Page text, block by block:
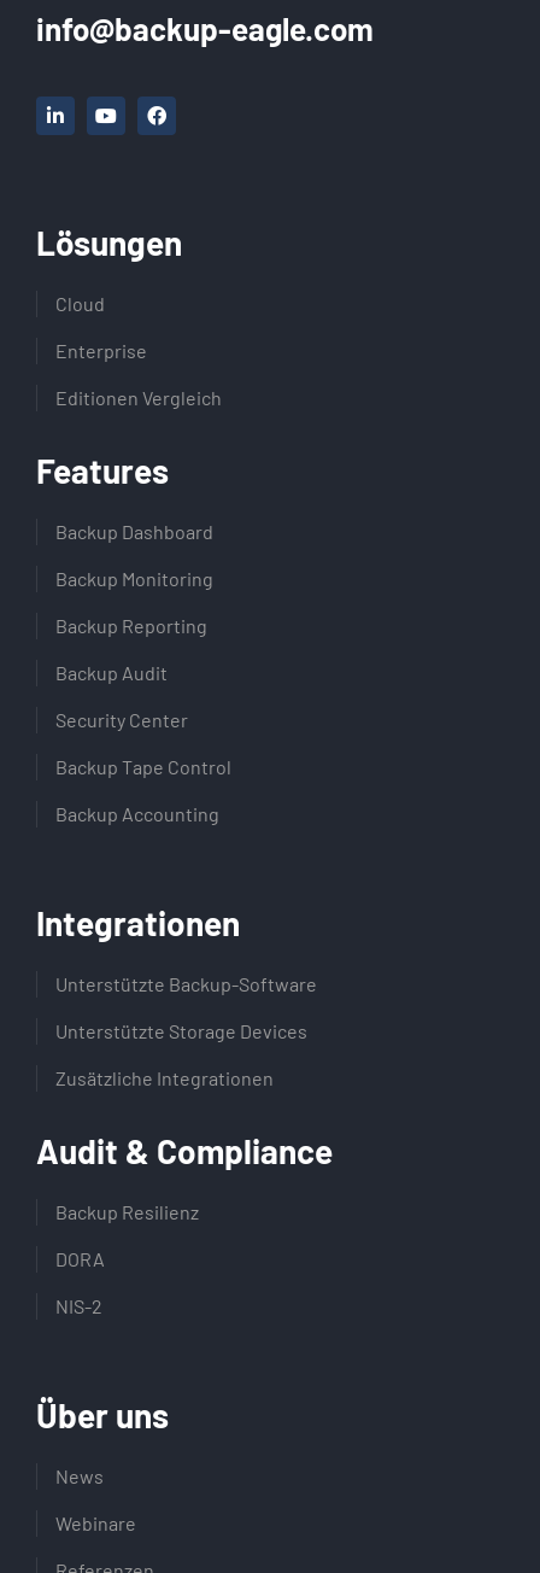
info@backup-eagle.com
Lösungen
Cloud
Enterprise
Editionen Vergleich
Features
Backup Dashboard
Backup Monitoring
Backup Reporting
Backup Audit
Security Center
Backup Tape Control
Backup Accounting
Integrationen
Unterstützte Backup-Software
Unterstützte Storage Devices
Zusätzliche Integrationen
Audit & Compliance
Backup Resilienz
DORA
NIS-2
Über uns
News
Webinare